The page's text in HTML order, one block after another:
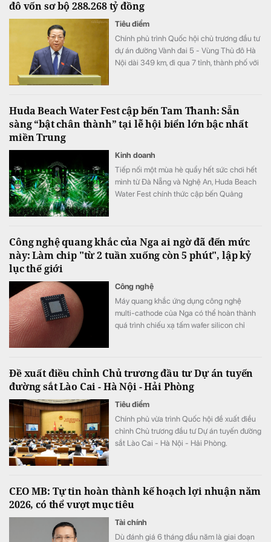
đô vốn sơ bộ 288.268 tỷ đồng
Tiêu điểm
Chính phủ trình Quốc hội chủ trương đầu tư
dự án đường Vành đai 5 - Vùng Thủ đô Hà
Nội dài 349 km, đi qua 7 tỉnh, thành phố với
vùng.
Huda Beach Water Fest cập bến Tam Thanh: Sẵn
sàng “bật chân thành” tại lễ hội biển lớn bậc nhất
miền Trung
Kinh doanh
Tiếp nối một mùa hè quẩy hết sức chơi hết
mình từ Đà Nẵng và Nghệ An, Huda Beach
Water Fest chính thức cập bến Quảng
Công nghệ quang khắc của Nga ai ngờ đã đến mức
này: Làm chip "từ 2 tuần xuống còn 5 phút", lập kỷ
lục thế giới
Công nghệ
Máy quang khắc ứng dụng công nghệ
multi-cathode của Nga có thể hoàn thành
quá trình chiếu xạ tấm wafer silicon chỉ
Đề xuất điều chỉnh Chủ trương đầu tư Dự án tuyến
đường sắt Lào Cai - Hà Nội - Hải Phòng
Tiêu điểm
Chính phủ vừa trình Quốc hội đề xuất điều
chỉnh Chủ trương đầu tư Dự án tuyến đường
sắt Lào Cai - Hà Nội - Hải Phòng.
CEO MB: Tự tin hoàn thành kế hoạch lợi nhuận năm
2026, có thể vượt mục tiêu
Tài chính
Dù đánh giá 6 tháng đầu năm là giai đoạn